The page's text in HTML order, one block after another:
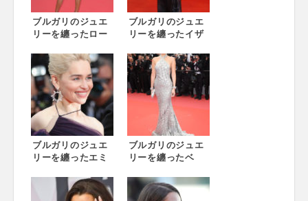
ブルガリのジュエ
リーを纏ったロー
アラ・マストロヤ
ンニがクロージン
グセレモニーに登
場
ブルガリのジュエ
リーを纏ったイザ
が映画
「Euforia（原
題）」のプレミア
に登場
ブルガリのジュエ
リーを纏ったエミ
映画「ハン・ソロ
／スター・ウォー
ブルガリのジュエ
リーを纏ったベ
ローラ・ハリアー
が映画「Black